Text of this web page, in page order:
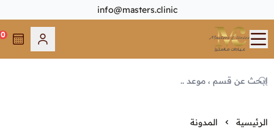
info@masters.clinic
Masters Clinics
0
الرئيسية
من نحن
الفروع
الرئيسية المدونة